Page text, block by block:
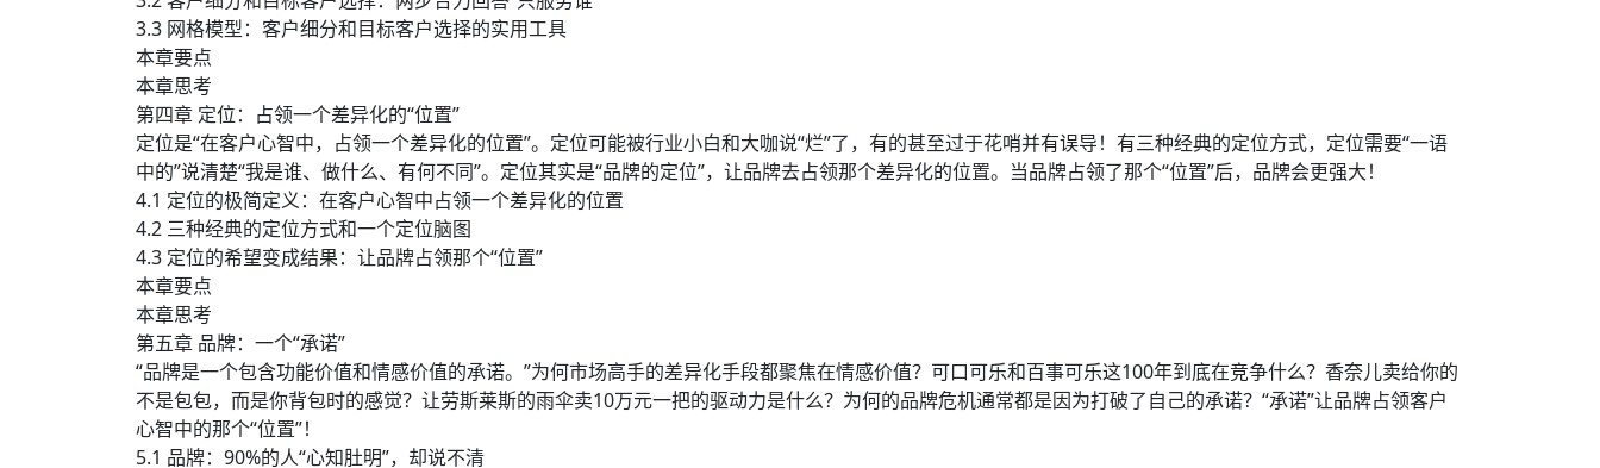
3.3 网格模型：客户细分和目标客户选择的实用工具
本章要点
本章思考
第四章 定位：占领一个差异化的“位置”
定位是“在客户心智中，占领一个差异化的位置”。定位可能被行业小白和大咖说“烂”了，有的甚至过于花哨并有误导！有三种经典的定位方式，定位需要“一语
中的”说清楚“我是谁、做什么、有何不同”。定位其实是“品牌的定位”，让品牌去占领那个差异化的位置。当品牌占领了那个“位置”后，品牌会更强大！
4.1 定位的极简定义：在客户心智中占领一个差异化的位置
4.2 三种经典的定位方式和一个定位脑图
4.3 定位的希望变成结果：让品牌占领那个“位置”
本章要点
本章思考
第五章 品牌：一个“承诺”
“品牌是一个包含功能价值和情感价值的承诺。”为何市场高手的差异化手段都聚焦在情感价值？可口可乐和百事可乐这100年到底在竞争什么？香奈儿卖给你的
不是包包，而是你背包时的感觉？让劳斯莱斯的雨伞卖10万元一把的驱动力是什么？为何的品牌危机通常都是因为打破了自己的承诺？“承诺”让品牌占领客户
心智中的那个“位置”！
5.1 品牌：90%的人“心知肚明”，却说不清